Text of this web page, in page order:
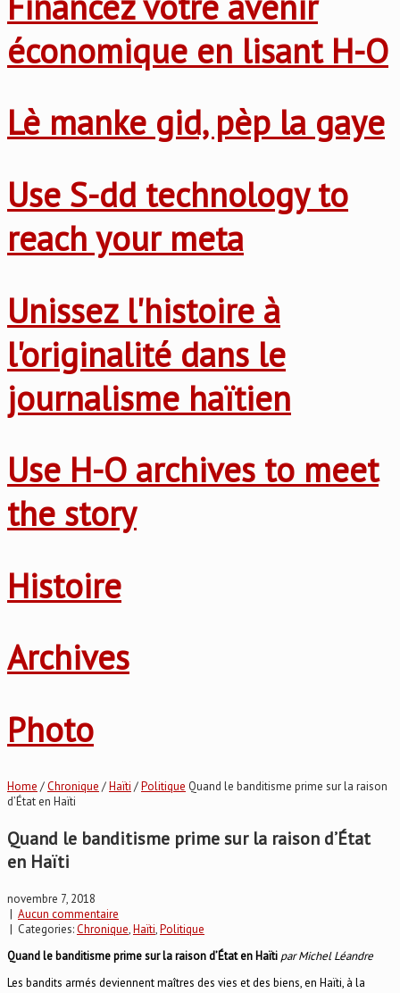
économique en lisant H-O
Lè manke gid, pèp la gaye
Use S-dd technology to
reach your meta
Unissez l'histoire à
l'originalité dans le
journalisme haïtien
Use H-O archives to meet
the story
Histoire
Archives
Photo
Home /Chronique /Haïti /Politique Quand le banditisme prime sur la raison
d’État en Haïti
Quand le banditisme prime sur la raison d’État
en Haïti
novembre 7, 2018
| Aucun commentaire
| Categories:Chronique,Haïti,Politique
Quand le banditisme prime sur la raison d’État en Haïti par Michel Léandre
Les bandits armés deviennent maîtres des vies et des biens, en Haïti, à la